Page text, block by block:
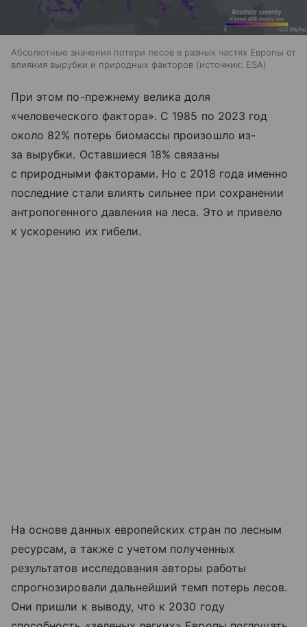
Абсолютные значения потери лесов в разных частях Европы от
влияния вырубки и природных факторов
источник: ESA
При этом по-прежнему велика доля
«человеческого фактора». С 1985 по 2023 год
около 82% потерь биомассы произошло из-
за вырубки. Оставшиеся 18% связаны
с природными факторами. Но с 2018 года именно
последние стали влиять сильнее при сохранении
антропогенного давления на леса. Это и привело
к ускорению их гибели.
На основе данных европейских стран по лесным
ресурсам, а также с учетом полученных
результатов исследования авторы работы
спрогнозировали дальнейший темп потерь лесов.
Они пришли к выводу, что к 2030 году